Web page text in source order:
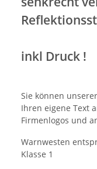
inkl Druck !
Sie können
Ihren eigene Text
Firmenlogos und
Warnwesten
Klasse 1